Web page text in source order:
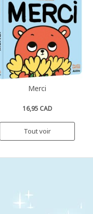
Merci
16,95 CAD
Tout voir